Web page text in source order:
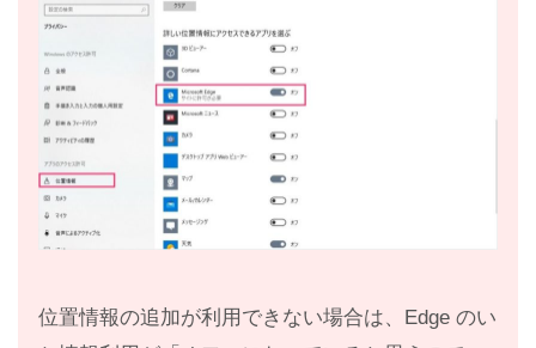
位置情報の追加が利用できない場合は、Edge のい